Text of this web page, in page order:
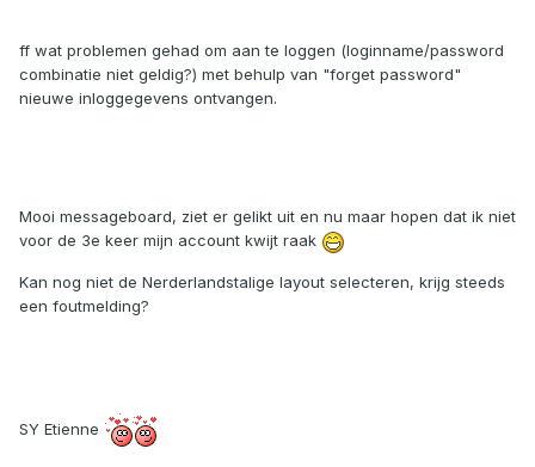
ff wat problemen gehad om aan te loggen (loginname/password
combinatie niet geldig?) met behulp van "forget password"
nieuwe inloggegevens ontvangen.
Mooi messageboard, ziet er gelikt uit en nu maar hopen dat ik niet
voor de 3e keer mijn account kwijt raak
Kan nog niet de Nerderlandstalige layout selecteren, krijg steeds
een foutmelding?
SY Etienne